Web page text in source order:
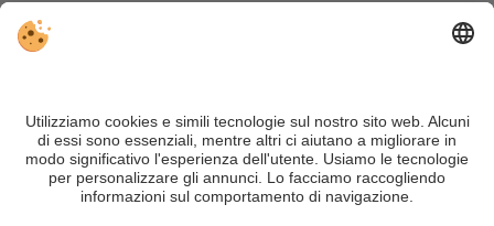
VIVOSüdtirol è il portale di viaggio per chi desidera vivere il
Trentino Alto Adige davvero – con consigli autentici, alloggi e
offerte su misura.